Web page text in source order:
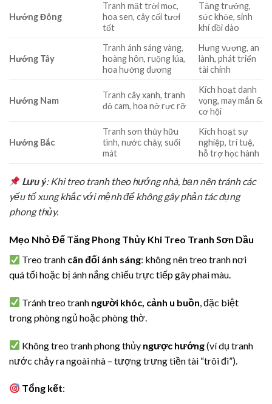
Hướng Đông
Tranh mặt trời mọc,
hoa sen, cây cối tươi
tốt
Tăng trưởng,
sức khỏe, sinh
khí dồi dào
Hướng Tây
Tranh ánh sáng vàng,
hoàng hôn, ruộng lúa,
hoa hướng dương
Hưng vượng, an
lành, phát triển
tài chính
Hướng Nam
Tranh cây xanh, tranh
đỏ cam, hoa nở rực rỡ
Kích hoạt danh
vọng, may mắn &
cơ hội
Hướng Bắc
Tranh sơn thủy hữu
tình, nước chảy, suối
mát
Kích hoạt sự
nghiệp, trí tuệ,
hỗ trợ học hành
Lưu ý: Khi treo tranh theo hướng nhà, bạn nên tránh các
yếu tố xung khắc với mệnh để không gây phản tác dụng
phong thủy.
Mẹo Nhỏ Để Tăng Phong Thủy Khi Treo Tranh Sơn Dầu
Treo tranh cân đối ánh sáng: không nên treo tranh nơi
quá tối hoặc bị ánh nắng chiếu trực tiếp gây phai màu.
Tránh treo tranh người khóc, cảnh u buồn, đặc biệt
trong phòng ngủ hoặc phòng thờ.
Không treo tranh phong thủy ngược hướng(ví dụ tranh
nước chảy ra ngoài nhà – tượng trưng tiền tài “trôi đi”).
Tổng kết: